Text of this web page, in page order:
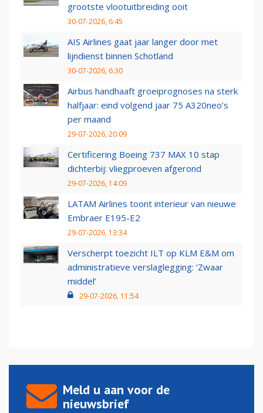
grootste vlootuitbreiding ooit
30-07-2026, 6:45
AIS Airlines gaat jaar langer door met
lijndienst binnen Schotland
30-07-2026, 6:30
Airbus handhaaft groeiprognoses na sterk
halfjaar: eind volgend jaar 75 A320neo’s
per maand
29-07-2026, 20:09
Certificering Boeing 737 MAX 10 stap
dichterbij: vliegproeven afgerond
29-07-2026, 14:09
LATAM Airlines toont interieur van nieuwe
Embraer E195-E2
29-07-2026, 13:34
Verscherpt toezicht ILT op KLM E&M om
administratieve verslaglegging: ‘Zwaar
middel’
29-07-2026, 11:54
Meld u aan voor de
nieuwsbrief